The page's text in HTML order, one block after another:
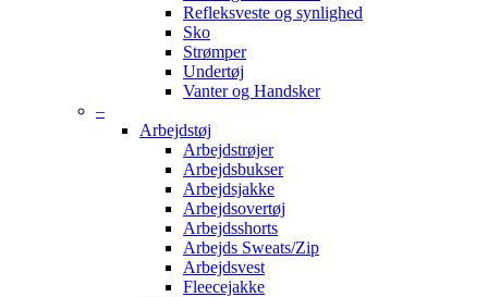
Refleksveste og synlighed
Sko
Strømper
Undertøj
Vanter og Handsker
–
Arbejdstøj
Arbejdstrøjer
Arbejdsbukser
Arbejdsjakke
Arbejdsovertøj
Arbejdsshorts
Arbejds Sweats/Zip
Arbejdsvest
Fleecejakke